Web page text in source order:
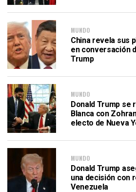
MUNDO
China revela sus
en conversación
Trump
MUNDO
Donald Trump se
Blanca con
electo de Nueva
MUNDO
Donald Trump
una decisión con
Venezuela